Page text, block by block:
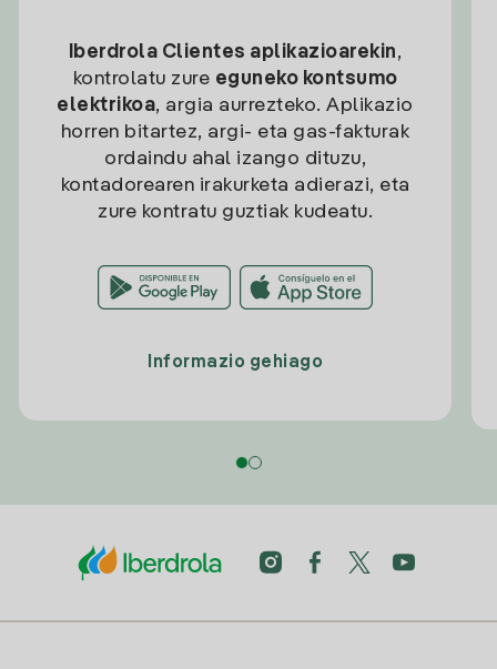
Iberdrola Clientes aplikazioarekin,
kontrolatu zure eguneko kontsumo
elektrikoa, argia aurrezteko. Aplikazio
horren bitartez, argi- eta gas-fakturak
ordaindu ahal izango dituzu,
kontadorearen irakurketa adierazi, eta
zure kontratu guztiak kudeatu.
Informazio gehiago